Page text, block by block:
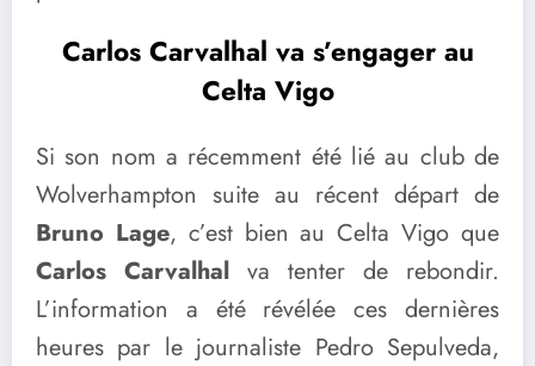
Carlos Carvalhal va s’engager au
Celta Vigo
Si son nom a récemment été lié au club de
Wolverhampton suite au récent départ de
Bruno Lage, c’est bien au Celta Vigo que
Carlos Carvalhal va tenter de rebondir.
L’information a été révélée ces dernières
heures par le journaliste Pedro Sepulveda,